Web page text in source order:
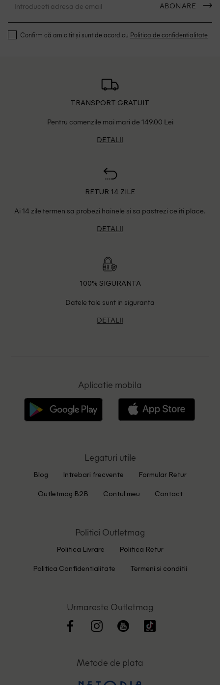
ABONARE
Confirm că am citit și sunt de acord cu Politica de confidentialitate
TRANSPORT GRATUIT
Pentru comenzile mai mari de 149.00 Lei
DETALII
RETUR 14 ZILE
Ai 14 zile termen sa probezi hainele si sa pastrezi ce iti place.
DETALII
100% SIGURANTA
Datele tale sunt in siguranta
DETALII
Aplicatie mobila
Legaturi utile
Blog Intrebari frecvente Formular Retur
Outletmag B2B Contul meu Contact
Politici Outletmag
Politica Livrare Politica Retur
Politica Confidentialitate Termeni si conditii
Urmareste Outletmag
Metode de plata